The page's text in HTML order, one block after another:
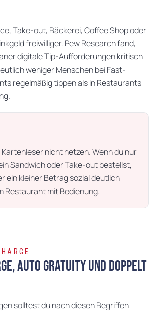
Take-out, Bäckerei, Coffee Shop oder
freiwilliger. Pew Research fand,
digitale Tip-Aufforderungen kritisch
weniger Menschen bei Fast-
regelmäßig tippen als in Restaurants
nicht hetzen. Wenn du nur
Sandwich oder Take-out bestellst,
ein kleiner Betrag sozial deutlich
Restaurant mit Bedienung.
Auto Gratuity und doppelt
solltest du nach diesen Begriffen